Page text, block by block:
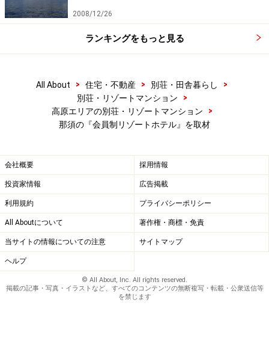
2008/12/26
ランキングをもっと見る
All About > 住宅・不動産 > 別荘・田舎暮らし
>
別荘・リゾートマンション
>
高原エリアの別荘・リゾートマンション
>
那須の『会員制リゾートホテル』を取材
会社概要 採用情報
投資家情報 広告掲載
利用規約 プライバシーポリシー
All Aboutについて 著作権・商標・免責
当サイトの情報についての注意 サイトマップ
ヘルプ
© All About, Inc. All rights reserved.
掲載の記事・写真・イラストなど、すべてのコンテンツの無断複写・転載・公衆送信等
を禁じます